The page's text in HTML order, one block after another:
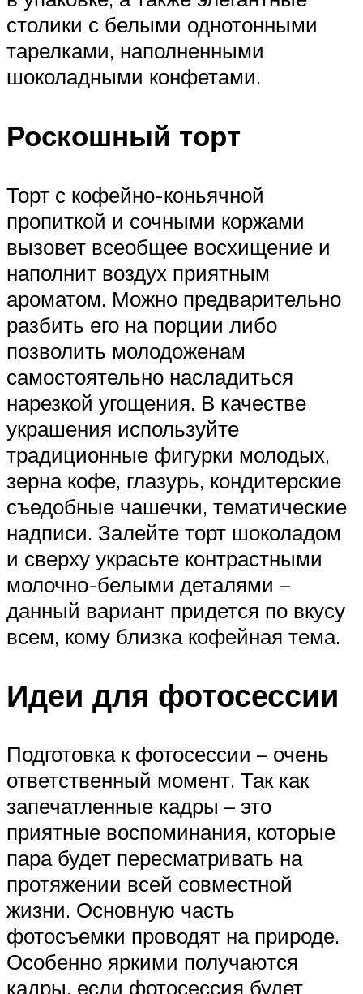
столики с белыми однотонными
тарелками, наполненными
шоколадными конфетами.
Роскошный торт
Торт с кофейно-коньячной
пропиткой и сочными коржами
вызовет всеобщее восхищение и
наполнит воздух приятным
ароматом. Можно предварительно
разбить его на порции либо
позволить молодоженам
самостоятельно насладиться
нарезкой угощения. В качестве
украшения используйте
традиционные фигурки молодых,
зерна кофе, глазурь, кондитерские
съедобные чашечки, тематические
надписи. Залейте торт шоколадом
и сверху украсьте контрастными
молочно-белыми деталями –
данный вариант придется по вкусу
всем, кому близка кофейная тема.
Идеи для фотосессии
Подготовка к фотосессии – очень
ответственный момент. Так как
запечатленные кадры – это
приятные воспоминания, которые
пара будет пересматривать на
протяжении всей совместной
жизни. Основную часть
фотосъемки проводят на природе.
Особенно яркими получаются
кадры, если фотосессия будет